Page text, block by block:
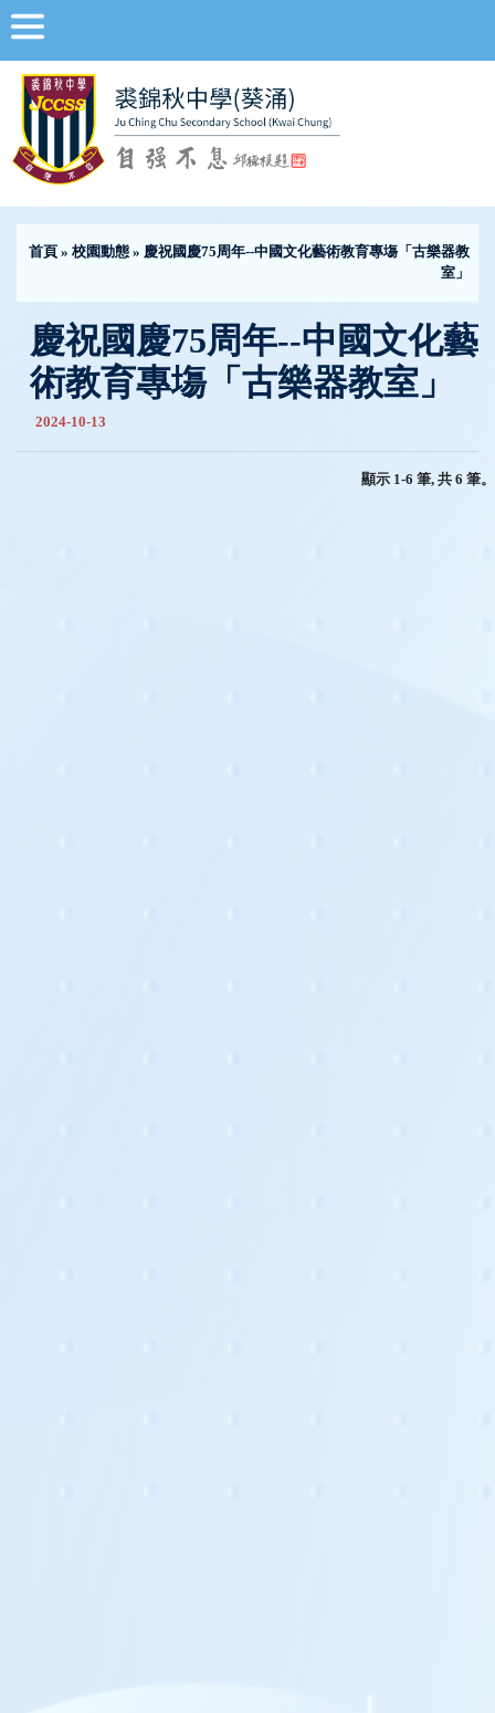
首頁 » 校園動態 » 慶祝國慶75周年--中國文化藝術教育專塲「古樂器教
室」
慶祝國慶75周年--中國文化藝
術教育專塲「古樂器教室」
2024-10-13
顯示 1-6 筆, 共 6 筆。